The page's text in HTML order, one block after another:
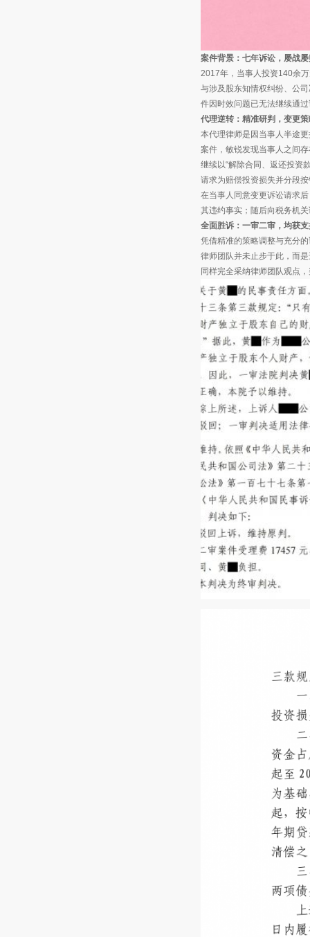
案件背景：七年诉讼，屡战
2017年，当事人投资140余
与涉及股东知情权纠纷、公
件因时效问题已无法继续通
代理逆转：精准研判，变更
本代理律师是因当事人半途
案件，敏锐发现当事人之间
继续以“解除合同、返还投资
请求为赔偿投资损失并分段
在当事人同意变更诉讼请求
其违约事实；随后向税务机
全面胜诉：一审二审，均获
凭借精准的策略调整与充分
律师团队并未止步于此，而
同样完全采纳律师团队观点